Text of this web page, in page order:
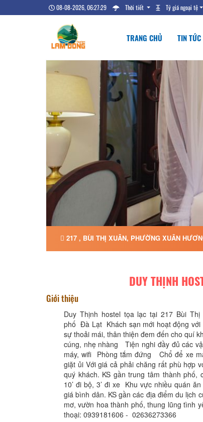
08-08-2026, 06:27:30 Thời tiết Tỷ giá ngoại tệ
TRANG CHỦ TIN TỨC
217 , BÙI THỊ XUÂN, PHƯỜNG XUÂN
DUY THỊNH
Giới thiệu
Duy Thịnh hostel tọa lạc tại 217 Bùi
phố Đà Lạt Khách sạn mới hoạt động với
sự thoải mái, thân thiện đem đến cho quí
cúng, nhẹ nhàng Tiện nghi đầy đủ các
máy, wifi Phòng tắm đứng Chổ để xe
giặt ủi Với giá cả phải chăng rất phù hợp
quý khách. KS gần trung tâm thành phố,
10’ đi bộ, 3’ đi xe Khu vực nhiều quán
giá bình dân. KS gần các địa điểm du lịch
mơ, vườn hoa thành phố, thung lũng tình
thoại: 0939181606 - 02636273366